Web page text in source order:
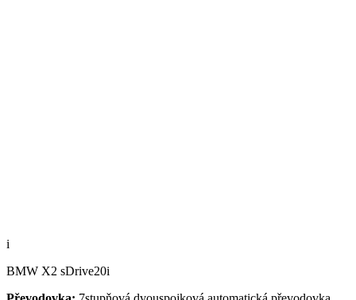
i
BMW X2 sDrive20i